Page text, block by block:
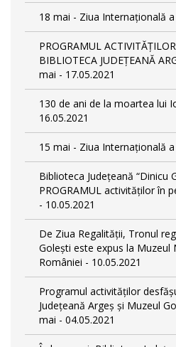
18 mai - Ziua Internațională
PROGRAMUL
BIBLIOTECA JUDEȚEANĂ
mai - 17.05.2021
130 de ani de la moartea lui
16.05.2021
15 mai - Ziua Internațională a
Biblioteca Județeană “Dinicu
PROGRAMUL activităților în
- 10.05.2021
De Ziua Regalității, Tronul
Golești este expus la Muzeul
României - 10.05.2021
Programul activităților
Județeană Argeș și Muzeul
mai - 04.05.2021